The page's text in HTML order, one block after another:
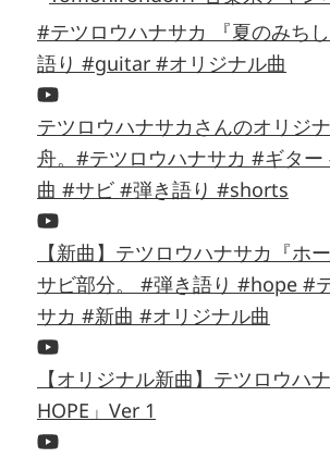
#テツロウハナサカ 『夏のみち
語り #guitar #オリジナル曲
テツロウハナサカさんのオリジ
舟。#テツロウハナサカ #ギタ
曲 #サビ #弾き語り #shorts
【新曲】テツロウハナサカ『ホ
サビ部分。 #弾き語り #hope #
サカ #新曲 #オリジナル曲
【オリジナル新曲】テツロウハ
HOPE」Ver 1